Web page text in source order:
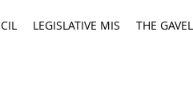
LEGISLATIVE MIS THE GAVEL